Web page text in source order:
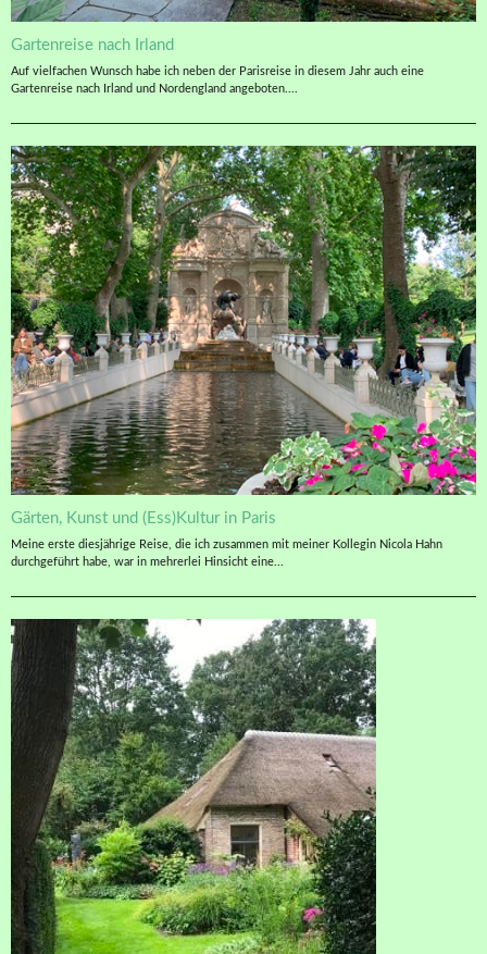
Gartenreise nach Irland
Auf vielfachen Wunsch habe ich neben der Parisreise in diesem Jahr auch eine
Gartenreise nach Irland und Nordengland angeboten....
Gärten, Kunst und (Ess)Kultur in Paris
Meine erste diesjährige Reise, die ich zusammen mit meiner Kollegin Nicola Hahn
durchgeführt habe, war in mehrerlei Hinsicht eine...